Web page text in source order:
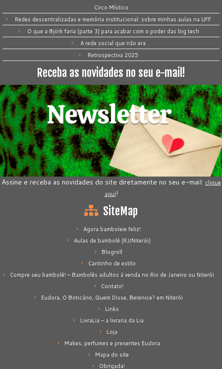
Circo Místico
Redes descentralizadas e memória institucional: sobre minhas aulas na UFF
O que a Björk faria (parte 3) para acabar com o poder das big tech
A rede social que não era
Retrospectiva 2025
Receba as novidades no seu e-mail!
Assine e receba as novidades do site diretamente no seu e-mail: clique
aqui!
SiteMap
Agora bamboleie feliz!
Aulas de bambolê (RJ/Niterói)
Blogroll
Cantinho de estilo
Compre seu bambolê! – Bambolês adultos à venda no Rio de Janeiro ou Niterói
Contato!
Eudora, O Boticário, Quem Disse, Berenice? em Niterói
Links
LivraLia – a livraria da Lia
Loja
Makes, perfumes e presentes Eudora
Mapa do site
Obrigada!